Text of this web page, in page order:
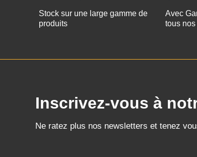
Stock sur une large gamme de
produits
Avec
tous
Inscrivez-vous à
Ne ratez plus nos newsletters et tenez